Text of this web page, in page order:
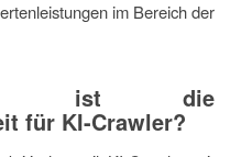
im Bereich der
ist die
für KI-Crawler?